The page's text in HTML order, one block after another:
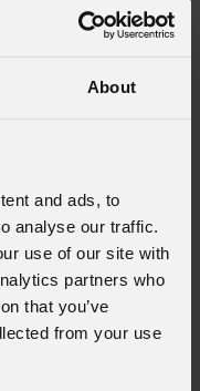
About
and ads, to
analyse our traffic.
use of our site with
partners who
that you’ve
from your use